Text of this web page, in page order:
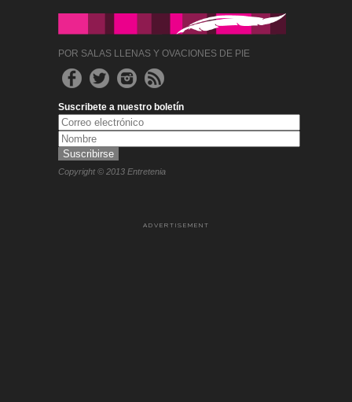
POR SALAS LLENAS Y OVACIONES DE PIE
Suscribete a nuestro boletín
Copyright © 2013 Entretenia
ADVERTISEMENT